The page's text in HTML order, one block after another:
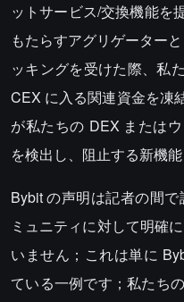
ットサービス/交換機能を
もたらすアグリゲーター
ッキングを受けた際、私
CEX に入る関連資金を凍
が私たちの DEX または
を検出し、阻止する新機能
Bybit の声明は記者の間
ミュニティに対して明確
いません；これは単に
ている一例です；私たち